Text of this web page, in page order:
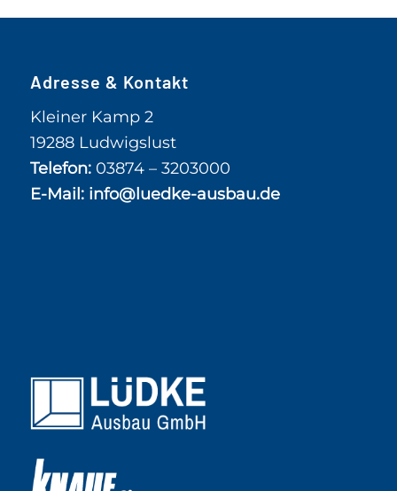
Adresse & Kontakt
Kleiner Kamp 2
19288 Ludwigslust
Telefon:03874 – 3203000
E-Mail: info@luedke-ausbau.de